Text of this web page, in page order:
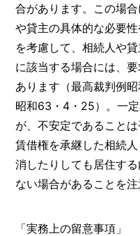
合があります。この場
や貸主の具体的な必要
を考慮して、相続人や
に該当する場合には、
あります（最高裁判例
昭和63・4・25）。一
が、不安定であること
賃借権を承継した相続
消したりしても居住す
ない場合があることを注
「実務上の留意事項」